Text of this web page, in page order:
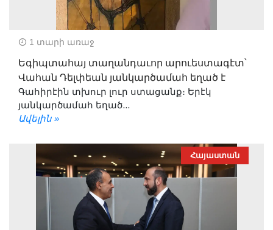
1 տարի առաջ
Եգիպտահայ տաղանդաւոր արուեստագէտ՝
Վահան Դելփեան յանկարծամահ եղած է
Գահիրէին տխուր լուր ստացանք։ Երէկ
յանկարծամահ եղած...
Ավելին »
Հայաստան